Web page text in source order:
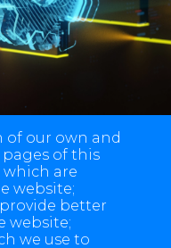
of our own and
of this
which are
website;
better
website;
we use to